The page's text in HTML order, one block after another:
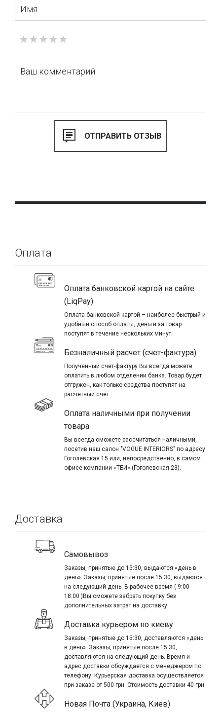
колеровочной системы NOVACOLOR, а цветовая гамма
представлена в отдельном каталоге материала.
для защиты и декора монолитных перекрытий, видимых
Купить защитно-декоративный материал NOVACEM
Оплата
Оплата банковской картой на сайте
(LiqPay)
Оплата банковской картой – наиболее быстрый и
удобный способ оплаты, деньги за товар
поступят в течение нескольких минут.
Безналичный расчет (счет-фактура)
Полученный счет-фактуру Вы всегда можете
оплатить в любом отделении банка. Товар будет
отгружен, как только средства поступят на
расчетный счет.
Оплата наличными при получении
товара
Вы всегда сможете рассчитаться наличными,
посетив наш салон "VOGUE INTERIORS" по адресу
Гоголевская 15 или, непосредственно, в самом
офисе компании «ТБИ» (Гоголевская 23).
Доставка
Самовывоз
Заказы, принятые до 15:30, выдаются «день в
день». Заказы, принятые после 15:30, выдаются
на следующий день. В рабочее время ( 9:00 -
18:00 )Вы сможете забрать покупку без
дополнительных затрат на доставку.
Доставка курьером по киеву
Заказы, принятые до 15:30, доставляются «день
в день». Заказы, принятые после 15:30,
доставляются на следующий день. Время и
адрес доставки обсуждается с менеджером по
телефону. Курьерская доставка осуществляется
при заказе от 500 грн. Стоимость доставки 40 грн.
Новая Почта (Украина, Киев)